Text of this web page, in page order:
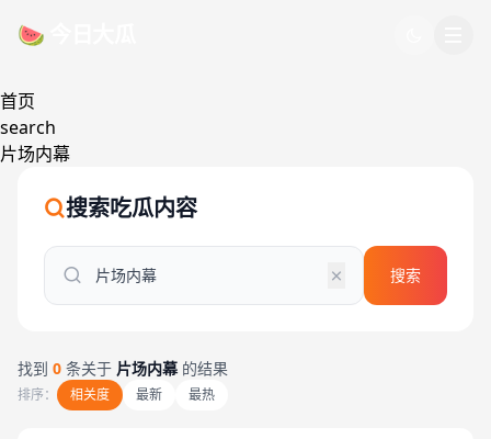
🍉 今日大瓜
首页
search
片场内幕
搜索吃瓜内容
搜索
找到 0 条关于 片场内幕 的结果
排序： 相关度 最新 最热